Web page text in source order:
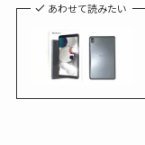
あわせて読みたい